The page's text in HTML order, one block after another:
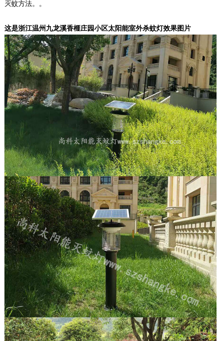
灭蚊方法。。
这是浙江温州九龙溪香榧庄园小区太阳能室外杀蚊灯效果图片